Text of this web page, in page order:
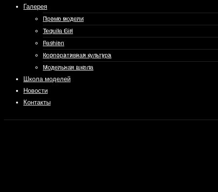
Галерея
Промо модели
Tequila Girl
Fashion
Корпоративная культура
Модельная школа
Школа моделей
Новости
Контакты